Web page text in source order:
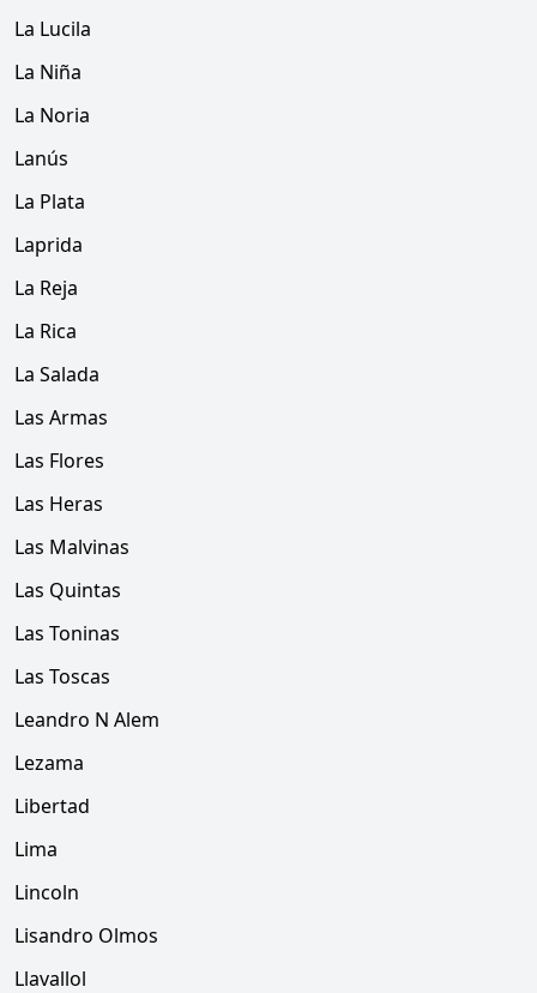
La Lucila
La Niña
La Noria
Lanús
La Plata
Laprida
La Reja
La Rica
La Salada
Las Armas
Las Flores
Las Heras
Las Malvinas
Las Quintas
Las Toninas
Las Toscas
Leandro N Alem
Lezama
Libertad
Lima
Lincoln
Lisandro Olmos
Llavallol